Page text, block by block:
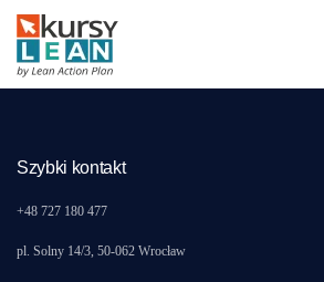
Nie znaleziono produktów, których szukasz.
Szybki kontakt
+48 727 180 477
pl. Solny 14/3, 50-062 Wrocław